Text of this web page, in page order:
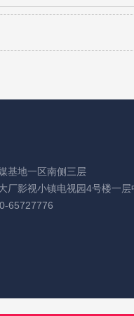
基地一区南侧三层
厂影视小镇电视园4号楼一层
65727776